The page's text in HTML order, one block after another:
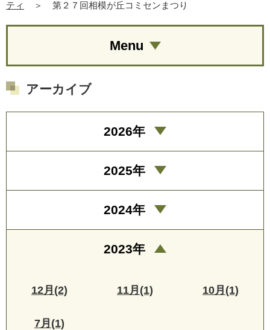
ティ
＞ 第２７回相模が丘コミセンまつり
Menu
アーカイブ
2026年
2025年
2024年
2023年
12月(2) 11月(1) 10月(1)
7月(1)